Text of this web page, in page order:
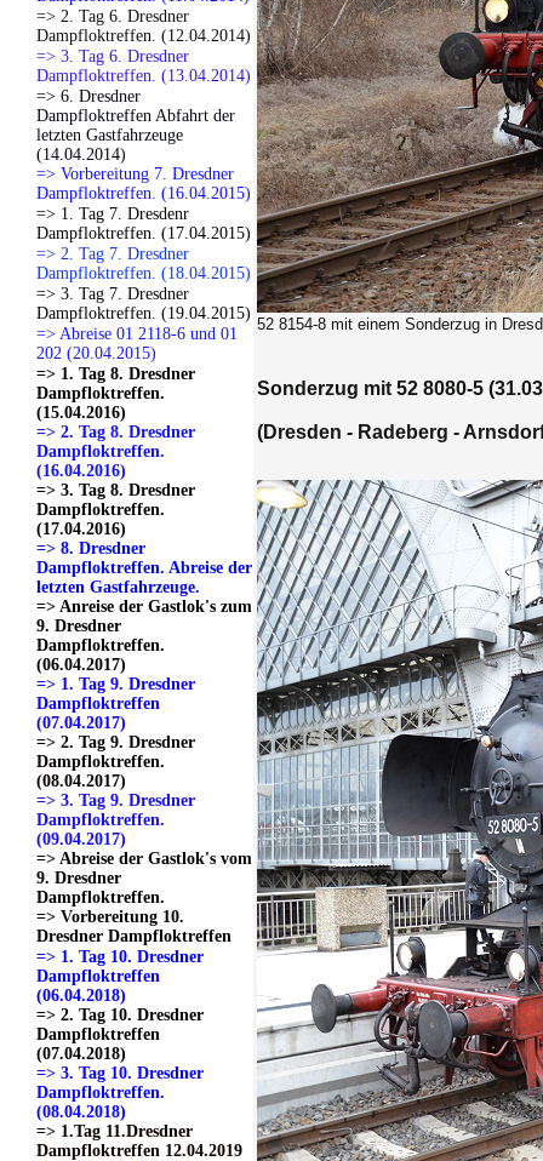
=> 2. Tag 6. Dresdner
Dampfloktreffen. (12.04.2014)
=> 3. Tag 6. Dresdner
Dampfloktreffen. (13.04.2014)
=> 6. Dresdner
Dampfloktreffen Abfahrt der
letzten Gastfahrzeuge
(14.04.2014)
=> Vorbereitung 7. Dresdner
Dampfloktreffen. (16.04.2015)
=> 1. Tag 7. Dresdenr
Dampfloktreffen. (17.04.2015)
=> 2. Tag 7. Dresdner
Dampfloktreffen. (18.04.2015)
=> 3. Tag 7. Dresdner
Dampfloktreffen. (19.04.2015)
=> Abreise 01 2118-6 und 01
202 (20.04.2015)
=> 1. Tag 8. Dresdner
Dampfloktreffen.
(15.04.2016)
=> 2. Tag 8. Dresdner
Dampfloktreffen.
(16.04.2016)
=> 3. Tag 8. Dresdner
Dampfloktreffen.
(17.04.2016)
=> 8. Dresdner
Dampfloktreffen. Abreise der
letzten Gastfahrzeuge.
=> Anreise der Gastlok's zum
9. Dresdner
Dampfloktreffen.
(06.04.2017)
=> 1. Tag 9. Dresdner
Dampfloktreffen
(07.04.2017)
=> 2. Tag 9. Dresdner
Dampfloktreffen.
(08.04.2017)
=> 3. Tag 9. Dresdner
Dampfloktreffen.
(09.04.2017)
=> Abreise der Gastlok's vom
9. Dresdner
Dampfloktreffen.
=> Vorbereitung 10.
Dresdner Dampfloktreffen
=> 1. Tag 10. Dresdner
Dampfloktreffen
(06.04.2018)
=> 2. Tag 10. Dresdner
Dampfloktreffen
(07.04.2018)
=> 3. Tag 10. Dresdner
Dampfloktreffen.
(08.04.2018)
=> 1.Tag 11.Dresdner
Dampfloktreffen 12.04.2019
52 8154-8 mit einem Sonderzug in
Sonderzug mit 52 8080-5
(Dresden - Radeberg -